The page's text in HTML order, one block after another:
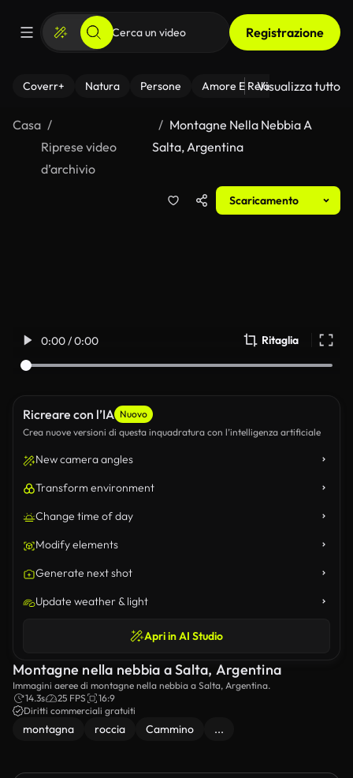
Registrazione
Coverr+ Natura Persone Amore E Relazioni Il
Visualizza tutto
Casa
Riprese video
d’archivio
Montagne Nella Nebbia A
Salta, Argentina
Scaricamento
0:00 / 0:00 Ritaglia
Ricreare con l’IA Nuovo
Crea nuove versioni di questa inquadratura con l’intelligenza artificiale
New camera angles
Transform environment
Change time of day
Modify elements
Generate next shot
Update weather & light
Apri in AI Studio
Montagne nella nebbia a Salta, Argentina
Immagini aeree di montagne nella nebbia a Salta, Argentina.
14.3s
25 FPS
16:9
Diritti commerciali gratuiti
montagna roccia Cammino ...